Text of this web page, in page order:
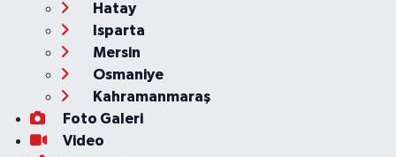
Hatay
Isparta
Mersin
Osmaniye
Kahramanmaraş
Foto Galeri
Video